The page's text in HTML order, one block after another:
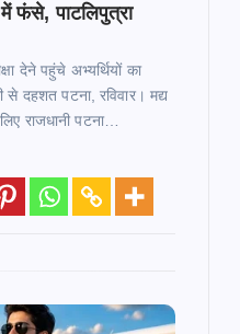
फंसे, पाटलिपुत्रा
देने पहुंचे अभ्यर्थियों का
दहशत पटना, रविवार। मद्य
राजधानी पटना…